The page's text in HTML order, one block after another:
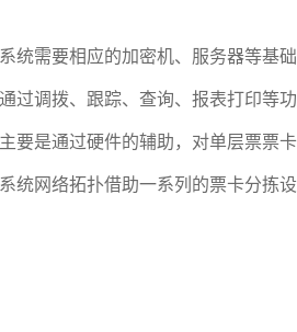
统需要相应的加密机、服务器等基
过调拨、跟踪、查询、报表打印等
要是通过硬件的辅助，对单层票票
统网络拓扑借助一系列的票卡分拣